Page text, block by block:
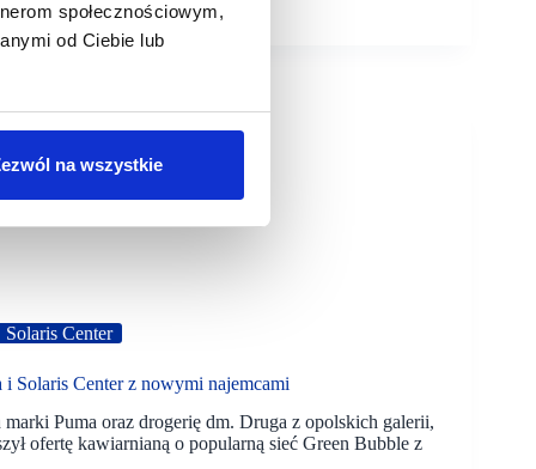
społecznościowym,
od Ciebie lub
na wszystkie
Solaris Center
Solaris Center z nowymi najemcami
Puma oraz drogerię dm. Druga z opolskich galerii,
ofertę kawiarnianą o popularną sieć Green Bubble z